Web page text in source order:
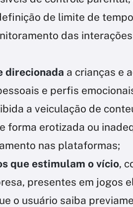
de limite de
das
direcionada a crianças e
e perfis
a veiculação de
forma erotizada ou
nas plataformas;
que estimulam o vício,
presentes em jogos
o usuário saiba